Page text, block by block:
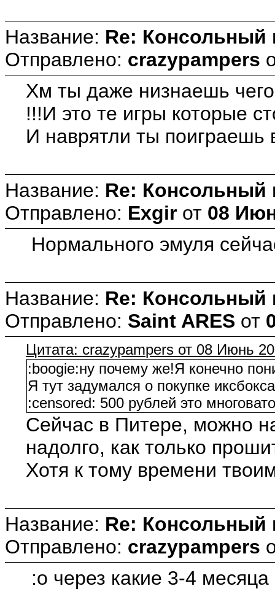
Название: Re: Консольный
Отправлено: crazypampers
Хм ты даже низнаешь
!!!И это те игры которые
И наврятли ты
Название: Re: Консольный
Отправлено: Exgir от 08
Нормального эмуля
Название: Re: Консольный
Отправлено: Saint ARES от
Цитата: crazypampers от 08 Июнь
:boogie:ну почему же!Я конечно
Я тут задумался о покупке
:censored: 500 рублей это
Сейчас в Питере, можно
надолго, как только
Хотя к тому времени
Название: Re: Консольный
Отправлено: crazypampers
:o через какие 3-4